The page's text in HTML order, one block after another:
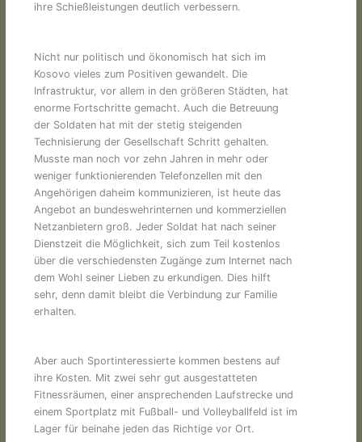
ihre Schießleistungen deutlich verbessern.
Nicht nur politisch und ökonomisch hat sich im
Kosovo vieles zum Positiven gewandelt. Die
Infrastruktur, vor allem in den größeren Städten, hat
enorme Fortschritte gemacht. Auch die Betreuung
der Soldaten hat mit der stetig steigenden
Technisierung der Gesellschaft Schritt gehalten.
Musste man noch vor zehn Jahren in mehr oder
weniger funktionierenden Telefonzellen mit den
Angehörigen daheim kommunizieren, ist heute das
Angebot an bundeswehrinternen und kommerziellen
Netzanbietern groß. Jeder Soldat hat nach seiner
Dienstzeit die Möglichkeit, sich zum Teil kostenlos
über die verschiedensten Zugänge zum Internet nach
dem Wohl seiner Lieben zu erkundigen. Dies hilft
sehr, denn damit bleibt die Verbindung zur Familie
erhalten.
Aber auch Sportinteressierte kommen bestens auf
ihre Kosten. Mit zwei sehr gut ausgestatteten
Fitnessräumen, einer ansprechenden Laufstrecke und
einem Sportplatz mit Fußball- und Volleyballfeld ist im
Lager für beinahe jeden das Richtige vor Ort.